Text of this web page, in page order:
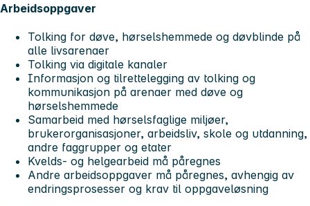
Arbeidsoppgaver
Tolking for døve, hørselshemmede og døvblinde på
alle livsarenaer
Tolking via digitale kanaler
Informasjon og tilrettelegging av tolking og
kommunikasjon på arenaer med døve og
hørselshemmede
Samarbeid med hørselsfaglige miljøer,
brukerorganisasjoner, arbeidsliv, skole og utdanning,
andre faggrupper og etater
Kvelds- og helgearbeid må påregnes
Andre arbeidsoppgaver må påregnes, avhengig av
endringsprosesser og krav til oppgaveløsning